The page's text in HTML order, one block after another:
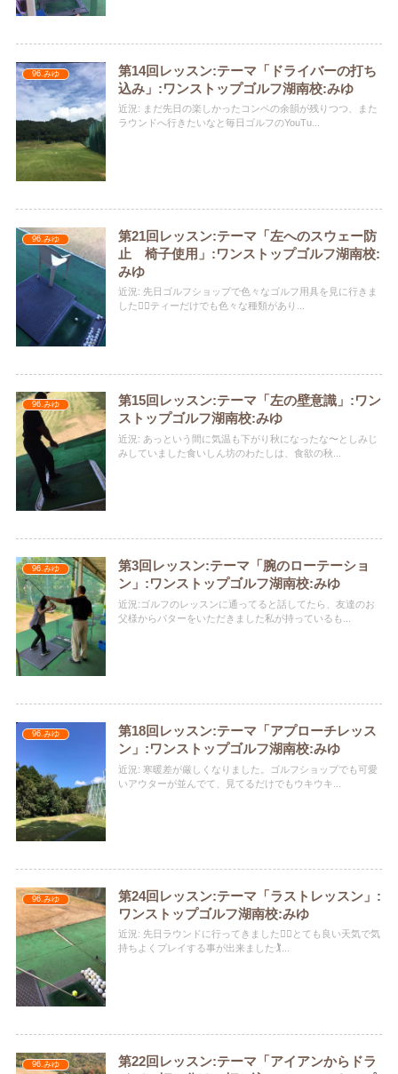
96.みゆ
第14回レッスン:テーマ「ドライバーの打ち
込み」:ワンストップゴルフ湖南校:みゆ
近況: まだ先日の楽しかったコンペの余韻が残りつつ、また
ラウンドへ行きたいなと毎日ゴルフのYouTu...
96.みゆ
第21回レッスン:テーマ「左へのスウェー防
止 椅子使用」:ワンストップゴルフ湖南校:
みゆ
近況: 先日ゴルフショップで色々なゴルフ用具を見に行きま
した🏌️‍♀️ティーだけでも色々な種類があり...
96.みゆ
第15回レッスン:テーマ「左の壁意識」:ワン
ストップゴルフ湖南校:みゆ
近況: あっという間に気温も下がり秋になったな〜としみじ
みしていました食いしん坊のわたしは、食欲の秋...
96.みゆ
第3回レッスン:テーマ「腕のローテーショ
ン」:ワンストップゴルフ湖南校:みゆ
近況:ゴルフのレッスンに通ってると話してたら、友達のお
父様からパターをいただきました私が持っているも...
96.みゆ
第18回レッスン:テーマ「アプローチレッス
ン」:ワンストップゴルフ湖南校:みゆ
近況: 寒暖差が厳しくなりました。ゴルフショップでも可愛
いアウターが並んでて、見てるだけでもウキウキ...
96.みゆ
第24回レッスン:テーマ「ラストレッスン」:
ワンストップゴルフ湖南校:みゆ
近況: 先日ラウンドに行ってきました🏌️‍♀️とても良い天気で気
持ちよくプレイする事が出来ました🏌️...
96.みゆ
第22回レッスン:テーマ「アイアンからドラ